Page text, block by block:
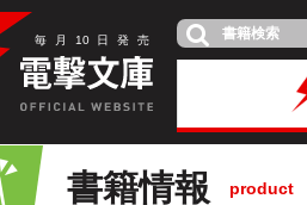
毎 月 10 日 発 売
書籍情報 product